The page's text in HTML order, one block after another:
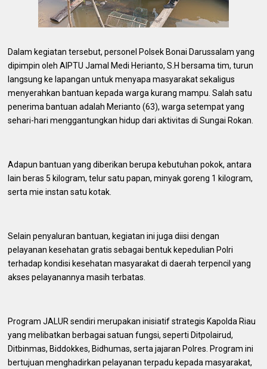
Dalam kegiatan tersebut, personel Polsek Bonai Darussalam yang
dipimpin oleh AIPTU Jamal Medi Herianto, S.H bersama tim, turun
langsung ke lapangan untuk menyapa masyarakat sekaligus
menyerahkan bantuan kepada warga kurang mampu. Salah satu
penerima bantuan adalah Merianto (63), warga setempat yang
sehari-hari menggantungkan hidup dari aktivitas di Sungai Rokan.
Adapun bantuan yang diberikan berupa kebutuhan pokok, antara
lain beras 5 kilogram, telur satu papan, minyak goreng 1 kilogram,
serta mie instan satu kotak.
Selain penyaluran bantuan, kegiatan ini juga diisi dengan
pelayanan kesehatan gratis sebagai bentuk kepedulian Polri
terhadap kondisi kesehatan masyarakat di daerah terpencil yang
akses pelayanannya masih terbatas.
Program JALUR sendiri merupakan inisiatif strategis Kapolda Riau
yang melibatkan berbagai satuan fungsi, seperti Ditpolairud,
Ditbinmas, Biddokkes, Bidhumas, serta jajaran Polres. Program ini
bertujuan menghadirkan pelayanan terpadu kepada masyarakat,